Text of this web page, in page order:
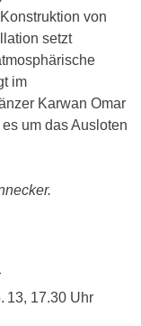
von
setzt
im
Karwan Omar
um das Ausloten
13, 17.30 Uhr